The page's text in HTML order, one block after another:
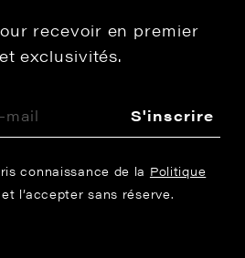
recevoir en premier
exclusivités.
S'inscrire
connaissance de la Politique
et l’accepter sans réserve.